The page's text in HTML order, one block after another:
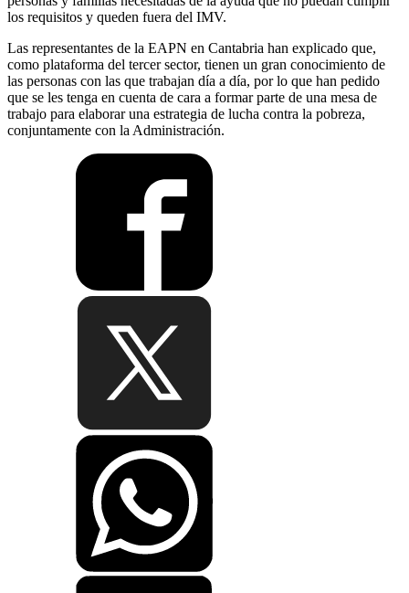
los requisitos y queden fuera del IMV.
Las representantes de la EAPN en Cantabria han explicado que,
como plataforma del tercer sector, tienen un gran conocimiento de
las personas con las que trabajan día a día, por lo que han pedido
que se les tenga en cuenta de cara a formar parte de una mesa de
trabajo para elaborar una estrategia de lucha contra la pobreza,
conjuntamente con la Administración.